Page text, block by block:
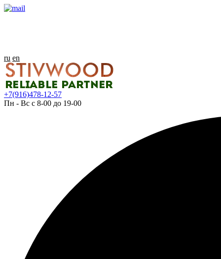
ru en
+7(916)478-12-57
Пн - Вс с 8-00 до 19-00